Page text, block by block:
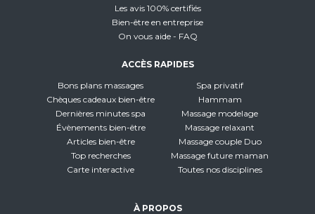
Les avis 100% certifiés
Bien-être en entreprise
On vous aide - FAQ
ACCÈS RAPIDES
Bons plans massages
Chèques cadeaux bien-être
Dernières minutes spa
Évènements bien-être
Articles bien-être
Top recherches
Carte interactive
Spa privatif
Hammam
Massage modelage
Massage relaxant
Massage couple Duo
Massage future maman
Toutes nos disciplines
À PROPOS